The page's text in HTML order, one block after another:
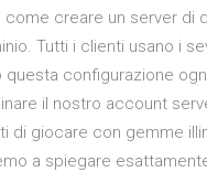
creare un server di
Tutti i clienti usano i
configurazione
il nostro account
di giocare con gemme
a spiegare